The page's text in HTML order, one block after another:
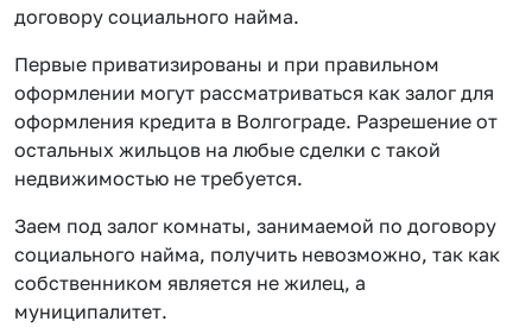
договору социального найма.
Первые приватизированы и при правильном
оформлении могут рассматриваться как залог для
оформления кредита в Волгограде. Разрешение от
остальных жильцов на любые сделки с такой
недвижимостью не требуется.
Заем под залог комнаты, занимаемой по договору
социального найма, получить невозможно, так как
собственником является не жилец, а
муниципалитет.